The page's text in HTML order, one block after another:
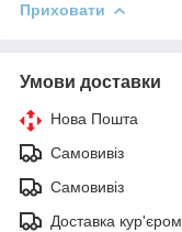
Приховати
Умови доставки
Нова Пошта
Самовивіз
Самовивіз
Доставка кур'єром